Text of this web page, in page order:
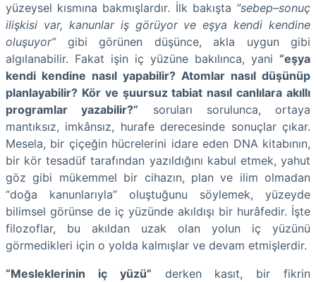
yüzeysel kısmına bakmışlardır. İlk bakışta “sebep–sonuç
ilişkisi var, kanunlar iş görüyor ve eşya kendi kendine
oluşuyor”gibi görünen düşünce, akla uygun gibi
algılanabilir. Fakat işin iç yüzüne bakılınca, yani “eşya
kendi kendine nasıl yapabilir? Atomlar nasıl düşünüp
planlayabilir? Kör ve şuursuz tabiat nasıl canlılara akıllı
programlar yazabilir?” soruları sorulunca, ortaya
mantıksız, imkânsız, hurafe derecesinde sonuçlar çıkar.
Mesela, bir çiçeğin hücrelerini idare eden DNA kitabının,
bir kör tesadüf tarafından yazıldığını kabul etmek, yahut
göz gibi mükemmel bir cihazın, plan ve ilim olmadan
“doğa kanunlarıyla” oluştuğunu söylemek, yüzeyde
bilimsel görünse de iç yüzünde akıldışı bir hurâfedir. İşte
filozoflar, bu akıldan uzak olan yolun iç yüzünü
görmedikleri için o yolda kalmışlar ve devam etmişlerdir.
“Mesleklerinin iç yüzü” derken kasıt, bir fikrin